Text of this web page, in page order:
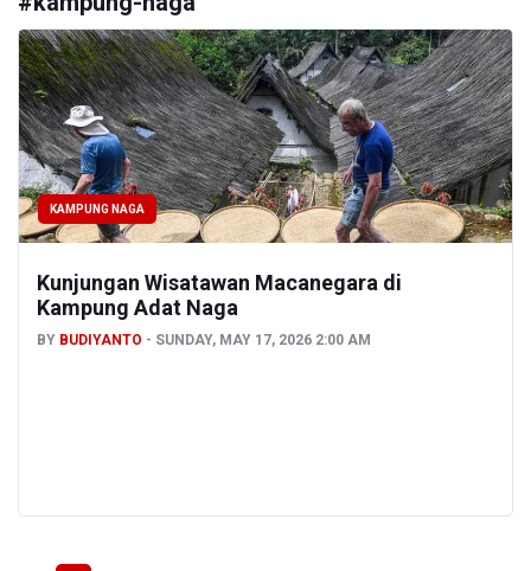
KAMPUNG NAGA
Kunjungan Wisatawan Macanegara di
Kampung Adat Naga
BY BUDIYANTO SUNDAY, MAY 17, 2026 2:00 AM